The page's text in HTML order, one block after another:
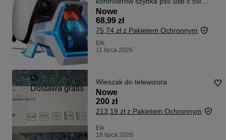
fenolical
Nowe
68,99 zł
75,74 zł z Pakietem Ochronnym
Ełk
11 lipca 2026
Dostawa gratis
Wieszak do telewizora
Nowe
200 zł
213,19 zł z Pakietem Ochronnym
Ełk
18 lipca 2026